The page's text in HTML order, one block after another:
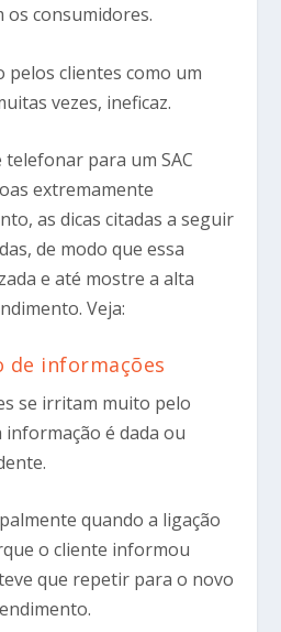
os consumidores.
pelos clientes como um
vezes, ineficaz.
telefonar para um SAC
extremamente
as dicas citadas a seguir
de modo que essa
e até mostre a alta
Veja:
de informações
se irritam muito pelo
informação é dada ou
quando a ligação
o cliente informou
que repetir para o novo